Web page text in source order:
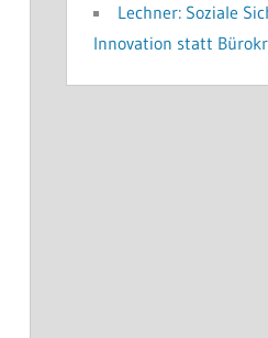
Lechner: Soziale
Innovation statt